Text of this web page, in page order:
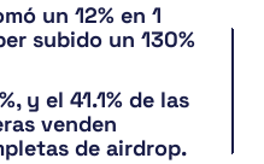
un 12% en 1
subido un 130%
y el 41.1% de las
venden
de airdrop.